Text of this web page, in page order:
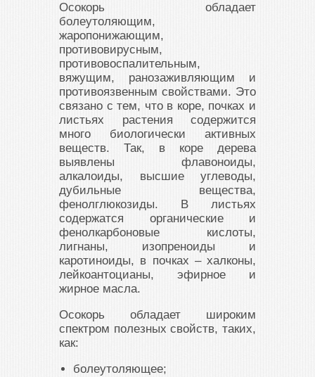
Осокорь обладает
болеутоляющим,
жаропонижающим,
противовирусным,
противовоспалительным,
вяжущим, ранозаживляющим и
противоязвенным свойствами. Это
связано с тем, что в коре, почках и
листьях растения содержится
много биологически активных
веществ. Так, в коре дерева
выявлены флавоноиды,
алкалоиды, высшие углеводы,
дубильные вещества,
фенолглюкозиды. В листьях
содержатся органические и
фенолкарбоновые кислоты,
лигнаны, изопреноиды и
каротиноиды, в почках – халконы,
лейкоантоцианы, эфирное и
жирное масла.
Осокорь обладает широким
спектром полезных свойств, таких,
как:
болеутоляющее;